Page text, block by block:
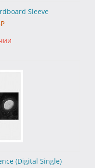
Sleeve
₽
(Digital Single)